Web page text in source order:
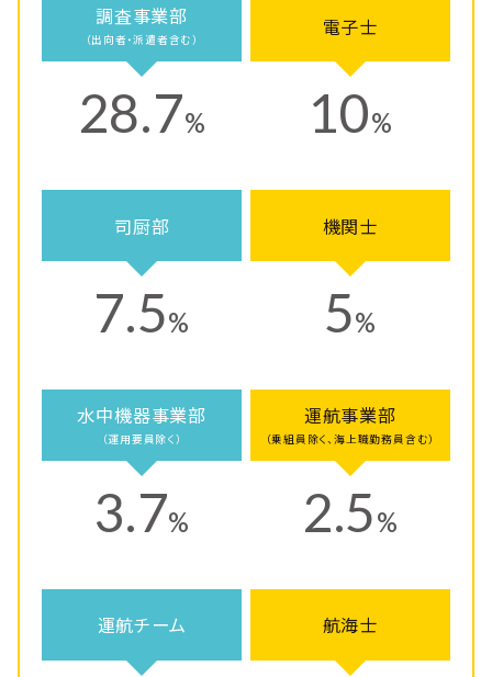
調査事業部
（出向者・派遣者含む）
28.7%
電子士
10%
司厨部
7.5%
機関士
5%
水中機器事業部
（運用要員除く）
3.7%
運航事業部
（乗組員除く、海上職勤務員含む）
2.5%
運航チーム 航海士